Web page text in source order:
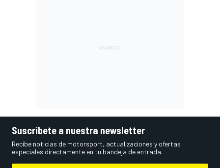
Suscríbete a nuestra newsletter
Recibe noticias de motorsport, actualizaciones y ofertas
especiales directamente en tu bandeja de entrada.